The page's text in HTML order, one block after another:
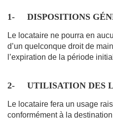
1- DISPOSITIONS GÉN
Le locataire ne pourra en
d’un quelconque droit de
l’expiration de la période
2- UTILISATION DES
Le locataire fera un usage
conformément à la